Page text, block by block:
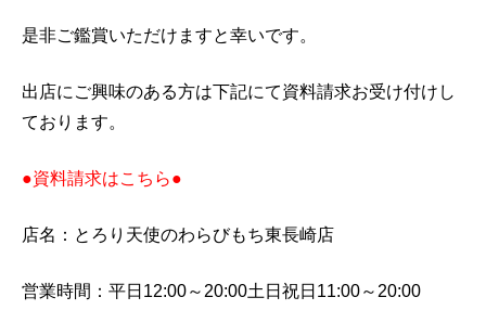
是非ご鑑賞いただけますと幸いです。
出店にご興味のある方は下記にて資料請求お受け付けし
ております。
●資料請求はこちら●
店名：とろり天使のわらびもち東長崎店
営業時間：平日12:00～20:00土日祝日11:00～20:00